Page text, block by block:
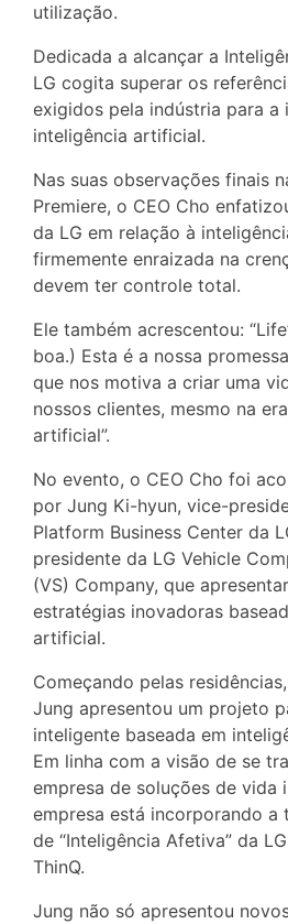
utilização.
Dedicada a alcançar a
LG cogita superar os
exigidos pela indústria para a
inteligência artificial.
Nas suas observações finais
Premiere, o CEO Cho
da LG em relação à
firmemente enraizada na
devem ter controle total.
Ele também acrescentou:
boa.) Esta é a nossa
que nos motiva a criar uma
nossos clientes, mesmo na
artificial”.
No evento, o CEO Cho foi
por Jung Ki-hyun, vice-
Platform Business Center da
presidente da LG Vehicle
(VS) Company, que
estratégias inovadoras
artificial.
Começando pelas
Jung apresentou um projeto
inteligente baseada em
Em linha com a visão de se
empresa de soluções de vida
empresa está incorporando a
de “Inteligência Afetiva” da
ThinQ.
Jung não só apresentou